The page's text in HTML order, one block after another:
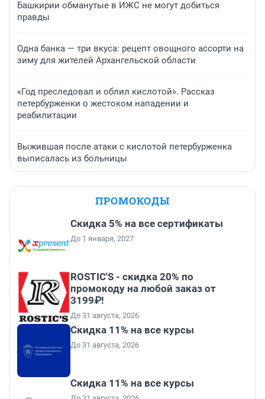
Башкирии обманутые в ИЖС не могут добиться
правды
Одна банка — три вкуса: рецепт овощного ассорти на
зиму для жителей Архангельской области
«Год преследовал и облил кислотой». Рассказ
петербурженки о жестоком нападении и
реабилитации
Выжившая после атаки с кислотой петербурженка
выписалась из больницы
ПРОМОКОДЫ
Скидка 5% на все сертификаты
До 1 января, 2027
ROSTIC'S - скидка 20% по
промокоду на любой заказ от
3199₽!
До 31 августа, 2026
Скидка 11% на все курсы
До 31 августа, 2026
Скидка 11% на все курсы